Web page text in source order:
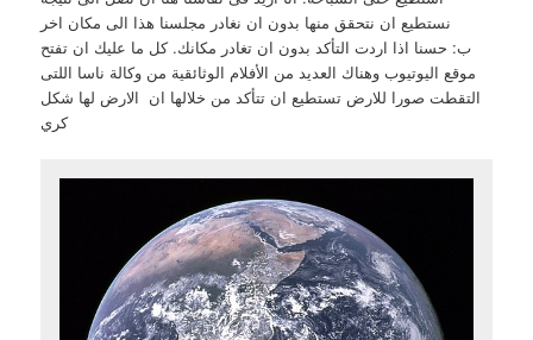
نستطيع ان نتحقق منها بدون ان نغادر مجلسنا هذا الى مكان اخر
ب: حسنا اذا اردت التأكد بدون ان تغادر مكانك. كل ما عليك ان تفتح
موقع اليوتيوب وهناك العديد من الأفلام الوثائقية من وكالة ناسا اللتى
التقطت صورا للارض تستطيع ان تتأكد من خلالها ان الارض لها شكل
كري